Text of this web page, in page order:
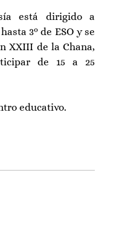
está dirigido a
3º de ESO y se
XXIII de la Chana,
de 15 a 25
educativo.